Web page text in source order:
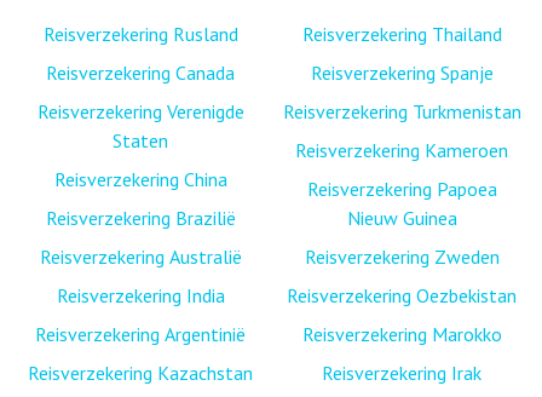
Reisverzekering Rusland
Reisverzekering Canada
Reisverzekering Verenigde
Staten
Reisverzekering China
Reisverzekering Brazilië
Reisverzekering Australië
Reisverzekering India
Reisverzekering Argentinië
Reisverzekering Kazachstan
Reisverzekering Thailand
Reisverzekering Spanje
Reisverzekering Turkmenistan
Reisverzekering Kameroen
Reisverzekering Papoea
Nieuw Guinea
Reisverzekering Zweden
Reisverzekering Oezbekistan
Reisverzekering Marokko
Reisverzekering Irak